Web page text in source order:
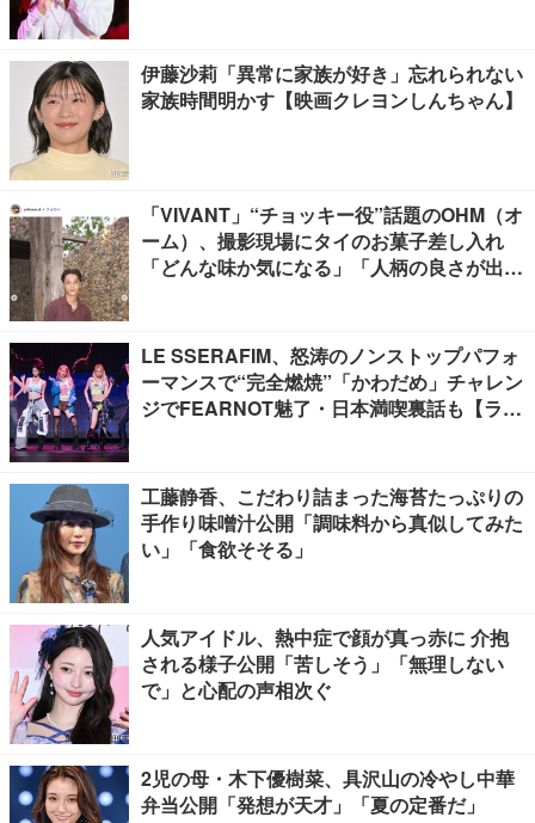
伊藤沙莉「異常に家族が好き」忘れられない
家族時間明かす【映画クレヨンしんちゃん】
「VIVANT」“チョッキー役”話題のOHM（オ
ーム）、撮影現場にタイのお菓子差し入れ
「どんな味か気になる」「人柄の良さが出て
LE SSERAFIM、怒涛のノンストップパフォ
ーマンスで“完全燃焼”「かわだめ」チャレン
ジでFEARNOT魅了・日本満喫裏話も【ライ
工藤静香、こだわり詰まった海苔たっぷりの
手作り味噌汁公開「調味料から真似してみた
い」「食欲そそる」
人気アイドル、熱中症で顔が真っ赤に 介抱
される様子公開「苦しそう」「無理しない
で」と心配の声相次ぐ
2児の母・木下優樹菜、具沢山の冷やし中華
弁当公開「発想が天才」「夏の定番だ」